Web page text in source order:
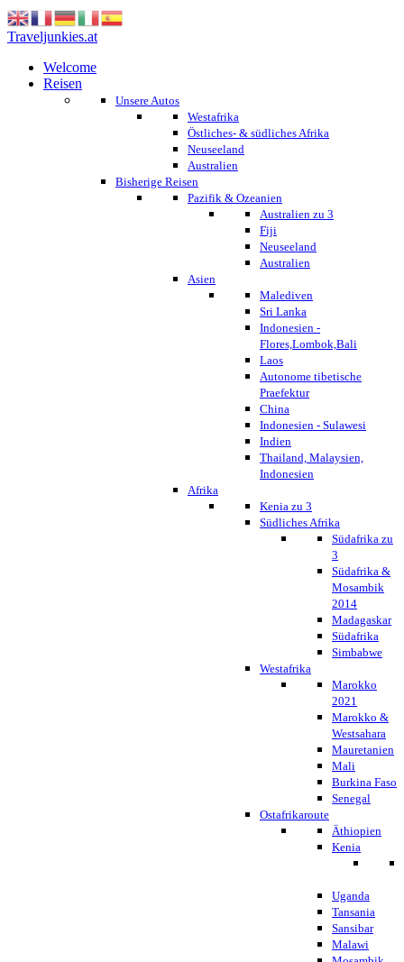
Traveljunkies.at
Welcome
Reisen
Unsere Autos
Westafrika
Östliches- & südliches Afrika
Neuseeland
Australien
Bisherige Reisen
Pazifik & Ozeanien
Australien zu 3
Fiji
Neuseeland
Australien
Asien
Malediven
Sri Lanka
Indonesien -
Flores,Lombok,Bali
Laos
Autonome tibetische
Praefektur
China
Indonesien - Sulawesi
Indien
Thailand, Malaysien,
Indonesien
Afrika
Kenia zu 3
Südliches Afrika
Südafrika zu
3
Südafrika &
Mosambik
2014
Madagaskar
Südafrika
Simbabwe
Westafrika
Marokko
2021
Marokko &
Westsahara
Mauretanien
Mali
Burkina Faso
Senegal
Ostafrikaroute
Äthiopien
Kenia
Uganda
Tansania
Sansibar
Malawi